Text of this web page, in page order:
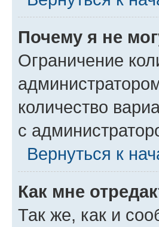
Почему я не
Ограничение
количество
с
Вернуться к
Как мне
Так же, как и